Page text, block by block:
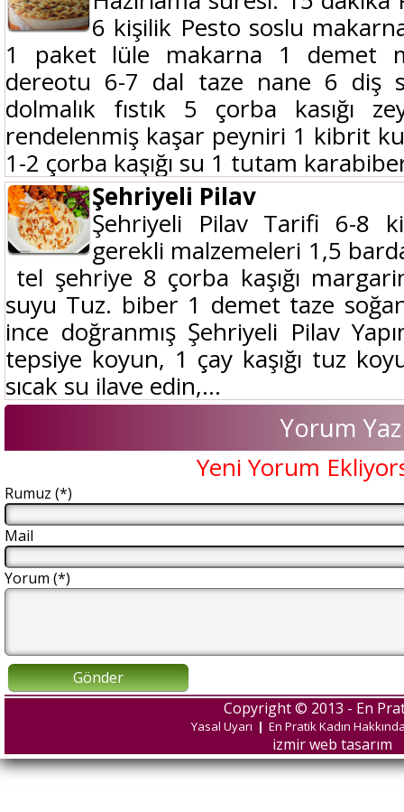
6 kişilik Pesto soslu
1 paket lüle makarna 1 demet
dereotu 6-7 dal taze nane 6 diş
dolmalık fıstık 5 çorba kasığı
rendelenmiş kaşar peyniri 1 kibrit
1-2 çorba kaşığı su 1 tutam
Şehriyeli Pilav
Şehriyeli Pilav Tarifi 6-8
gerekli malzemeleri 1,5
tel şehriye 8 çorba kaşığı
suyu Tuz. biber 1 demet taze
ince doğranmış Şehriyeli Pilav
tepsiye koyun, 1 çay kaşığı tuz
sıcak su ilave edin,...
Yorum Yaz
Yeni Yorum
Rumuz (*)
Mail
Yorum (*)
Gönder
Copyright © 2013 - En
Yasal Uyarı | En Pratik Kadın
izmir web tasarım